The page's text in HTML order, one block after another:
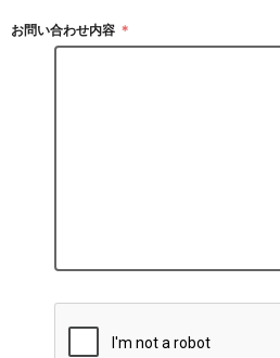
お問い合わせ内容 ＊